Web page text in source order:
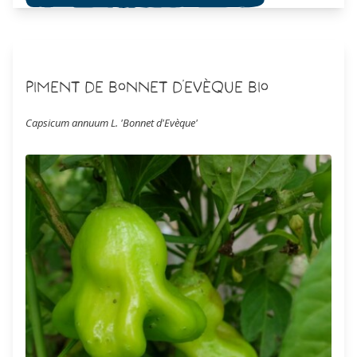
Piment de Bonnet d'Evèque Bio
Capsicum annuum L. 'Bonnet d'Evèque'